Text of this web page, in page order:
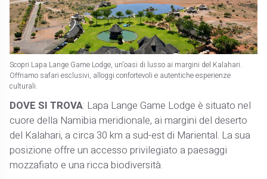
Scopri Lapa Lange Game Lodge, un'oasi di lusso ai margini del Kalahari.
Offriamo safari esclusivi, alloggi confortevoli e autentiche esperienze
culturali.
DOVE SI TROVA: Lapa Lange Game Lodge è situato nel
cuore della Namibia meridionale, ai margini del deserto
del Kalahari, a circa 30 km a sud-est di Mariental. La sua
posizione offre un accesso privilegiato a paesaggi
mozzafiato e una ricca biodiversità.